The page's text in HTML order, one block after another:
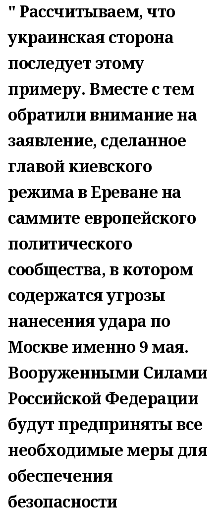
" Рассчитываем, что
украинская сторона
последует этому
примеру. Вместе с тем
обратили внимание на
заявление, сделанное
главой киевского
режима в Ереване на
саммите европейского
политического
сообщества, в котором
содержатся угрозы
нанесения удара по
Москве именно 9 мая.
Вооруженными Силами
Российской Федерации
будут предприняты все
необходимые меры для
обеспечения
безопасности